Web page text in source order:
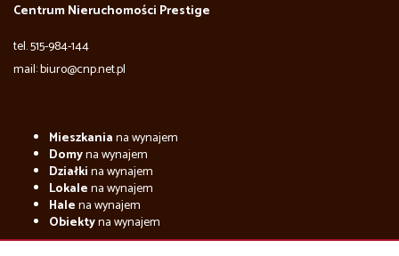
Centrum Nieruchomości Prestige
tel. 515-984-144
mail: biuro@cnp.net.pl
Mieszkaniana wynajem
Domyna wynajem
Działkina wynajem
Lokalena wynajem
Halena wynajem
Obiektyna wynajem